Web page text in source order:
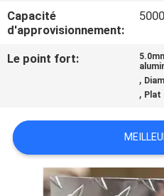
NOUVELLES
DEMANDEZ
UNE
CITATION
Capacité
d'approvisionnement:
Le point fort:
,
, Plat